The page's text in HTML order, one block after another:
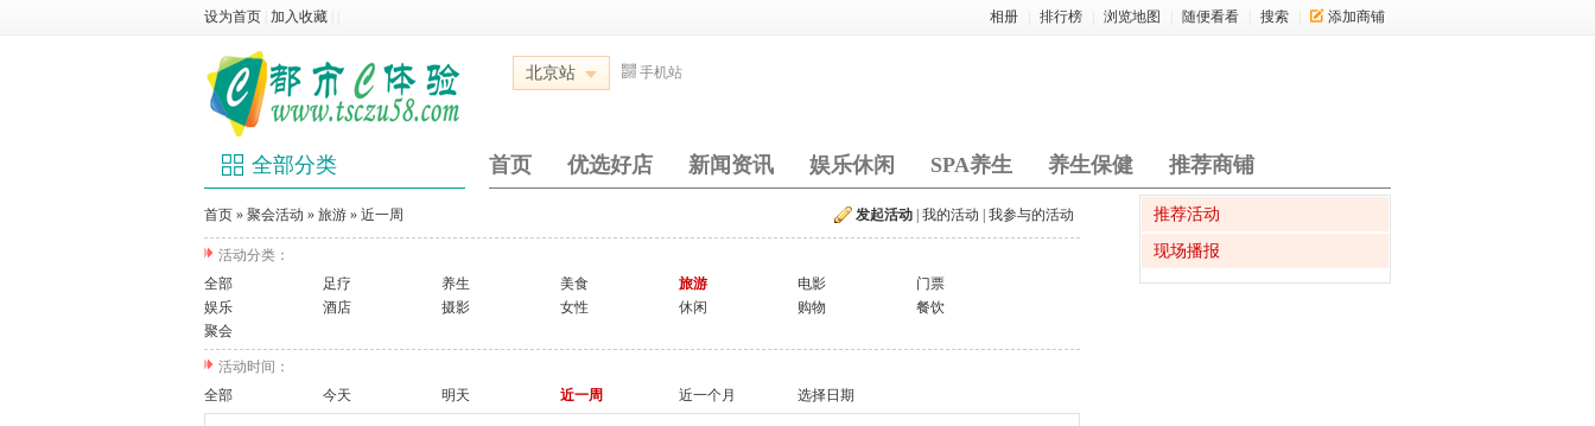
设为首页 加入收藏 相册 排行榜 浏览地图 随便看看 搜索 添加商铺
北京站 手机站
全部分类 首页 优选好店 新闻资讯 娱乐休闲 SPA养生 养生保健 推荐商铺
发起活动 我的活动 我参与的活动
首页 » 聚会活动 » 旅游 » 近一周
活动分类：
全部
足疗 养生 美食 旅游 电影
门票
娱乐
酒店 摄影 女性 休闲 购物
餐饮
聚会
活动时间：
全部
今天 明天 近一周 近一个月 选择日期
推荐活动
现场播报